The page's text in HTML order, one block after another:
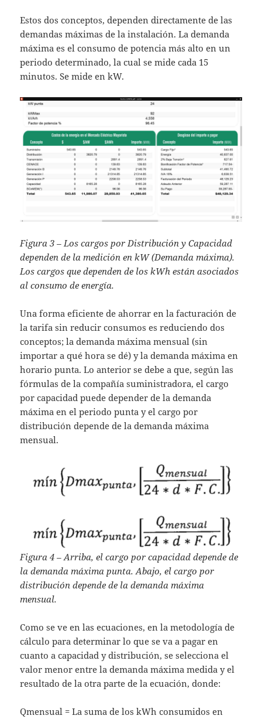
Estos dos conceptos, dependen directamente de las
demandas máximas de la instalación. La demanda
máxima es el consumo de potencia más alto en un
periodo determinado, la cual se mide cada 15
minutos. Se mide en kW.
Figura 3 – Los cargos por Distribución y Capacidad
dependen de la medición en kW (Demanda máxima).
Los cargos que dependen de los kWh están asociados
al consumo de energía.
Una forma eficiente de ahorrar en la facturación de
la tarifa sin reducir consumos es reduciendo dos
conceptos; la demanda máxima mensual (sin
importar a qué hora se dé) y la demanda máxima en
horario punta. Lo anterior se debe a que, según las
fórmulas de la compañía suministradora, el cargo
por capacidad puede depender de la demanda
máxima en el periodo punta y el cargo por
distribución depende de la demanda máxima
mensual.
Figura 4 – Arriba, el cargo por capacidad depende de
la demanda máxima punta. Abajo, el cargo por
distribución depende de la demanda máxima
mensual.
Como se ve en las ecuaciones, en la metodología de
cálculo para determinar lo que se va a pagar en
cuanto a capacidad y distribución, se selecciona el
valor menor entre la demanda máxima medida y el
resultado de la otra parte de la ecuación, donde:
Qmensual = La suma de los kWh consumidos en